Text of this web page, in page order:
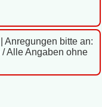
Anregungen bitte an:
/ Alle Angaben ohne